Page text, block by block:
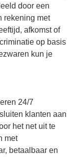
door een
rekening met
afkomst of
op basis
kun je
24/7
klanten aan
het net uit te
met
betaalbaar en